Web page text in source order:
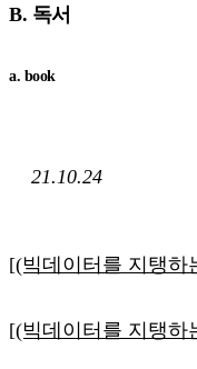
B. 독서
a. book
21.10.24
[(빅데이터를 지탱하
[(빅데이터를 지탱하